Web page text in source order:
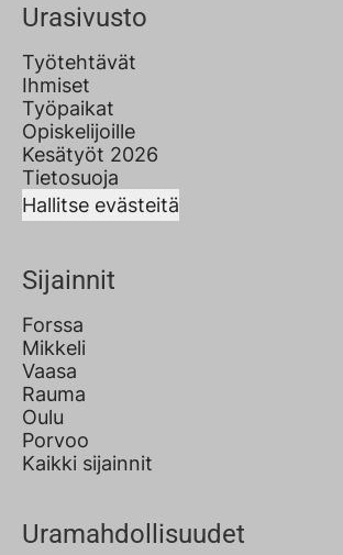
Urasivusto
Työtehtävät
Ihmiset
Työpaikat
Opiskelijoille
Kesätyöt 2026
Tietosuoja
Hallitse evästeitä
Sijainnit
Forssa
Mikkeli
Vaasa
Rauma
Oulu
Porvoo
Kaikki sijainnit
Uramahdollisuudet